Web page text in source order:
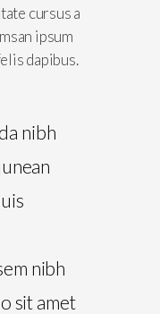
cursus a
ipsum
dapibus.
nibh
nibh
sit amet